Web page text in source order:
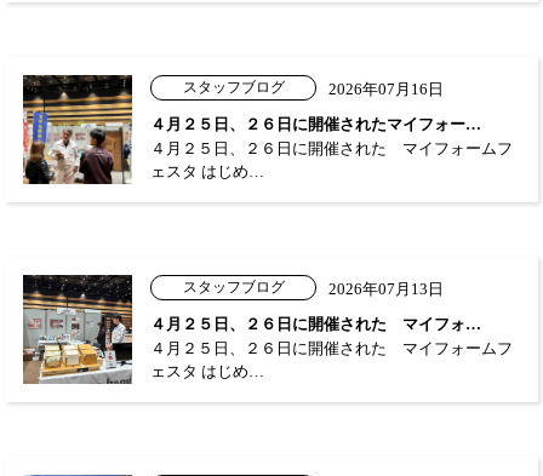
スタッフブログ
2026年07月16日
４月２５日、２６日に開催されたマイフォー…
４月２５日、２６日に開催された マイフォームフ
ェスタ はじめ…
スタッフブログ
2026年07月13日
４月２５日、２６日に開催された マイフォ…
４月２５日、２６日に開催された マイフォームフ
ェスタ はじめ…